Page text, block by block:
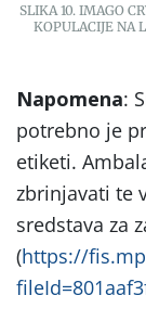
SLIKA 10. IMAGO
KOPULACIJE NA
Napomena:
potrebno je
etiketi.
zbrinjavati te
sredstava za
(https://